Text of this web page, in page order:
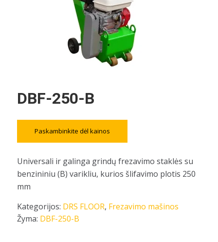
DBF-250-B
Paskambinkite dėl kainos
Universali ir galinga grindų frezavimo staklės su
benzininiu (B) varikliu, kurios šlifavimo plotis 250
mm
Kategorijos: DRS FLOOR, Frezavimo mašinos
Žyma: DBF-250-B